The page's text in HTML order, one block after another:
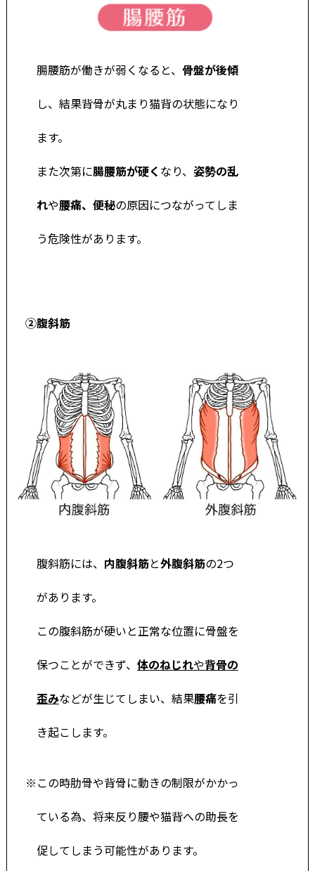
腸腰筋が働きが弱くなると、 骨盤が後傾
し、結果背骨が丸まり猫背の状態になり
ます。
また次第に腸腰筋が硬く なり、 姿勢の乱
れや腰痛、便秘の原因につながってしま
う危険性があります。
②腹斜筋
腹斜筋には、 内腹斜筋と外腹斜筋の2つ
があります。
この腹斜筋が硬いと正常な位置に骨盤を
保つことができず、 体のねじれや背骨の
歪みなどが生じてしまい、結果腰痛を引
き起こします。
※この時肋骨や背骨に動きの制限がかかっ
ている為、将来反り腰や猫背への助長を
促してしまう可能性があります。